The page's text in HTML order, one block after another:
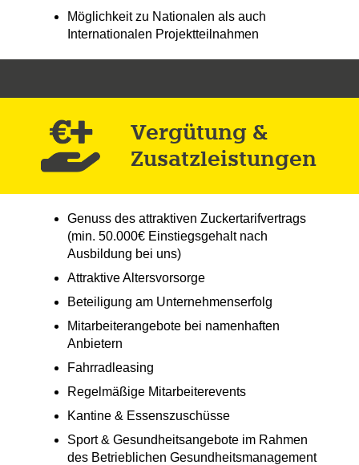
Möglichkeit zu Nationalen als auch
Internationalen Projektteilnahmen
Vergütung &
Zusatz­leistungen
Genuss des attraktiven Zuckertarifvertrags
(min. 50.000€ Einstiegsgehalt nach
Ausbildung bei uns)
Attraktive Altersvorsorge
Beteiligung am Unternehmenserfolg
Mitarbeiterangebote bei namenhaften
Anbietern
Fahrradleasing
Regelmäßige Mitarbeiterevents
Kantine & Essenszuschüsse
Sport & Gesundheitsangebote im Rahmen
des Betrieblichen Gesundheitsmanagement